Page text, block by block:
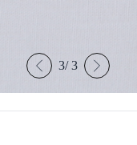
3/3